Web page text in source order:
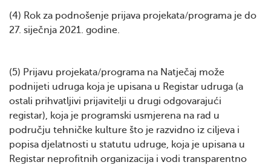
(4) Rok za podnošenje prijava projekata/programa je do
27. siječnja 2021. godine.
(5) Prijavu projekata/programa na Natječaj može
podnijeti udruga koja je upisana u Registar udruga (a
ostali prihvatljivi prijavitelji u drugi odgovarajući
registar), koja je programski usmjerena na rad u
području tehničke kulture što je razvidno iz ciljeva i
popisa djelatnosti u statutu udruge, koja je upisana u
Registar neprofitnih organizacija i vodi transparentno